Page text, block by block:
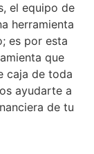
el equipo de
herramienta
es por esta
que
caja de toda
ayudarte a
de tu